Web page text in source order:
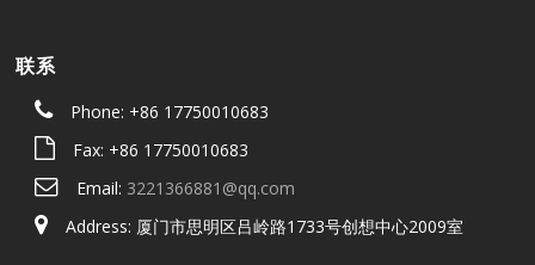
联系
Phone: +86 17750010683
Fax: +86 17750010683
Email: 3221366881@qq.com
Address: 厦门市思明区吕岭路1733号创想中心2009室